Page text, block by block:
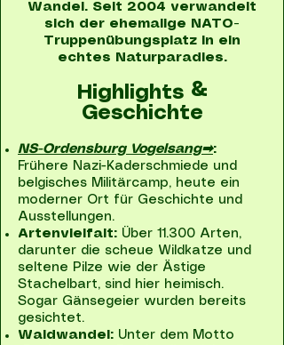
Wandel. Seit 2004 verwandelt
sich der ehemalige NATO-
Truppenübungsplatz in ein
echtes Naturparadies.
Highlights &
Geschichte
NS-Ordensburg Vogelsang➡:
Frühere Nazi-Kaderschmiede und
belgisches Militärcamp, heute ein
moderner Ort für Geschichte und
Ausstellungen.
Artenvielfalt: Über 11.300 Arten,
darunter die scheue Wildkatze und
seltene Pilze wie der Ästige
Stachelbart, sind hier heimisch.
Sogar Gänsegeier wurden bereits
gesichtet.
Waldwandel: Unter dem Motto